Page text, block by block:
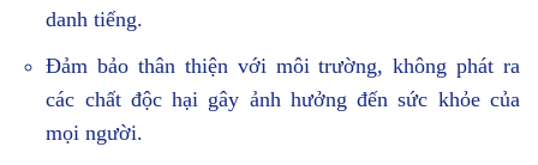
danh tiếng.
Đảm bảo thân thiện với môi trường, không phát ra
các chất độc hại gây ảnh hưởng đến sức khỏe của
mọi người.